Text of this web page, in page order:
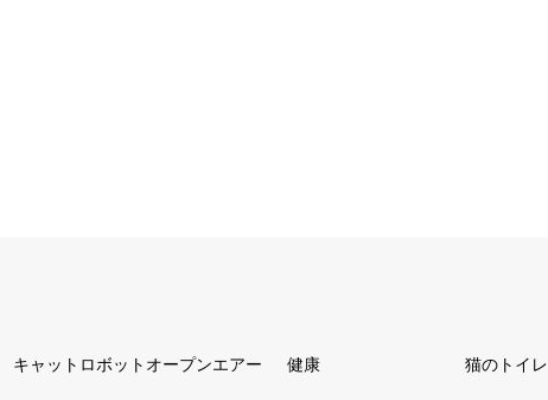
キャットロボットオープンエアー 健康 猫のトイレ